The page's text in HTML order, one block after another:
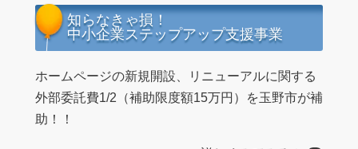
知らなきゃ損！
中小企業ステップアップ支援事業
ホームページの新規開設、リニューアルに関する
外部委託費1/2（補助限度額15万円）を玉野市が補
助！！